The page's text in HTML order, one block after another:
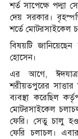
শর্ত সাপেক্ষে পদ্মা
দেয় সরকার।
শর্তে মোটরসাইকেল
বিষয়টি
হোসেন।
এর আগে,
শরীয়তপুরের
ব্যবস্থা করেছিল
মোটরসাইকেল
ফেরি। সেতু চালু
ফেরি চলাচল।